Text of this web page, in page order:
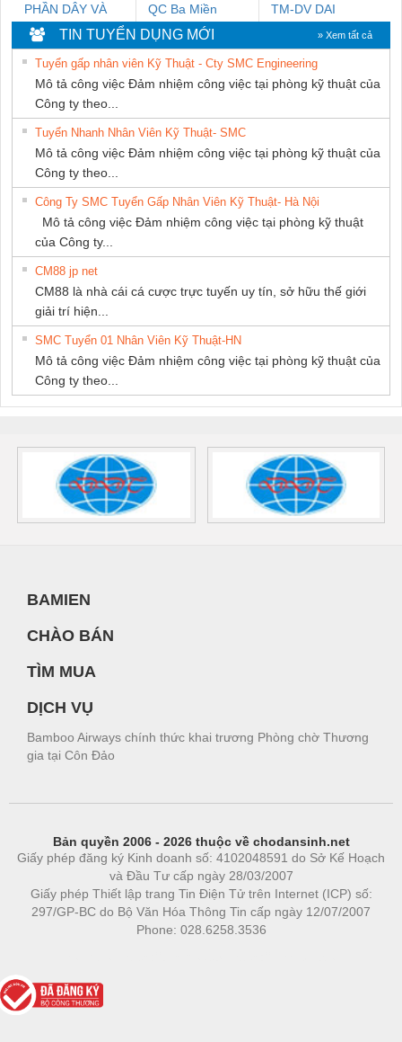
PHẦN DÂY VÀ
CÁP ĐIỆN
THƯỢNG ĐÌNH
QC Ba Miền
TM-DV DAI
DONG THANH
TIN TUYỂN DỤNG MỚI » Xem tất cả
Tuyển gấp nhân viên Kỹ Thuật - Cty SMC Engineering
Mô tả công việc Đảm nhiệm công việc tại phòng kỹ thuật của
Công ty theo...
Tuyển Nhanh Nhân Viên Kỹ Thuật- SMC
Mô tả công việc Đảm nhiệm công việc tại phòng kỹ thuật của
Công ty theo...
Công Ty SMC Tuyển Gấp Nhân Viên Kỹ Thuật- Hà Nội
Mô tả công việc Đảm nhiệm công việc tại phòng kỹ thuật
của Công ty...
CM88 jp net
CM88 là nhà cái cá cược trực tuyến uy tín, sở hữu thế giới
giải trí hiện...
SMC Tuyển 01 Nhân Viên Kỹ Thuật-HN
Mô tả công việc Đảm nhiệm công việc tại phòng kỹ thuật của
Công ty theo...
BAMIEN
CHÀO BÁN
TÌM MUA
DỊCH VỤ
Bamboo Airways chính thức khai trương Phòng chờ Thương
gia tại Côn Đảo
Bản quyền 2006 - 2026 thuộc về chodansinh.net
Giấy phép đăng ký Kinh doanh số: 4102048591 do Sở Kế Hoạch
và Đầu Tư cấp ngày 28/03/2007
Giấy phép Thiết lập trang Tin Điện Tử trên Internet (ICP) số:
297/GP-BC do Bộ Văn Hóa Thông Tin cấp ngày 12/07/2007
Phone: 028.6258.3536